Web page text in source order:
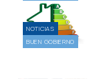
NOTICIAS
BUEN GOBIERNO